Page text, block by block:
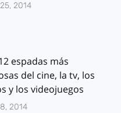
2014
espadas más
del cine, la tv, los
y los videojuegos
2014